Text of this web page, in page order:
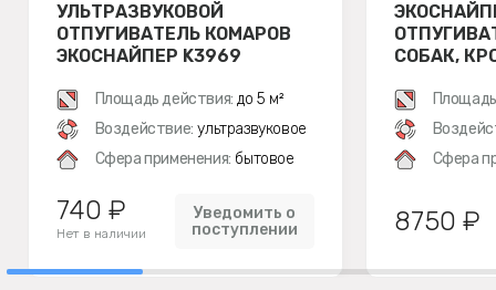
УЛЬТРАЗВУКОВОЙ
ОТПУГИВАТЕЛЬ КОМАРОВ
ЭКОСНАЙПЕР K3969
Площадь действия: до 5 м²
Воздействие: ультразвуковое
Сфера применения: бытовое
740 ₽
Нет в наличии
Уведомить о
поступлении
СОБАК,
Сфера
8750 ₽